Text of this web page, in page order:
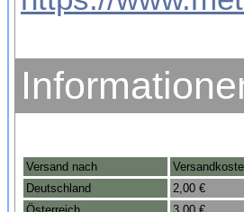
Versand nach
Deutschland
2,00 €